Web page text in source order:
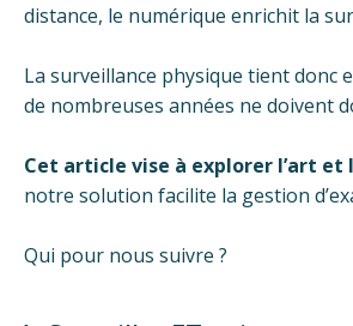
distance, le numérique enrichit la
La surveillance physique tient donc
de nombreuses années ne doivent
Cet article vise à explorer l’art
notre solution facilite la gestion
Qui pour nous suivre ?